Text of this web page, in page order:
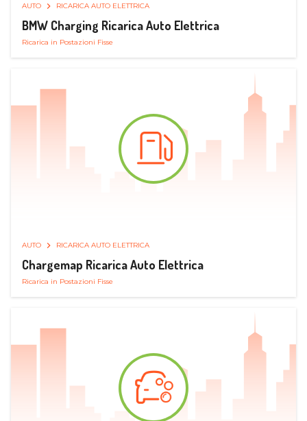
AUTO RICARICA AUTO ELETTRICA
BMW Charging Ricarica Auto Elettrica
Ricarica in Postazioni Fisse
AUTO RICARICA AUTO ELETTRICA
Chargemap Ricarica Auto Elettrica
Ricarica in Postazioni Fisse